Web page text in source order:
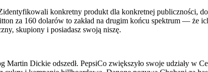
konkretny produkt dla konkretnej publiczności,
za 160 dolarów to zakład na drugim końcu spektrum — że
skupiony i posiadasz swoją niszę.
Dickie odszedł. PepsiCo zwiększyło swoje udziały w